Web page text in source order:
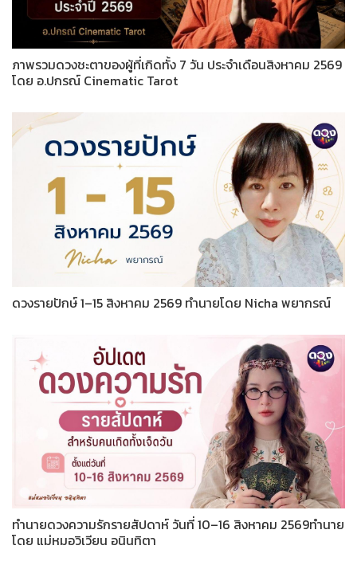
ภาพรวมดวงชะตาของผู้ที่เกิดทั้ง 7 วัน ประจำเดือนสิงหาคม 2569
โดย อ.ปกรณ์ Cinematic Tarot
ดวงรายปักษ์ 1–15 สิงหาคม 2569 ทำนายโดย Nicha พยากรณ์
ทำนายดวงความรักรายสัปดาห์ วันที่ 10–16 สิงหาคม 2569ทำนาย
โดย แม่หมอวิเวียน อนินทิตา